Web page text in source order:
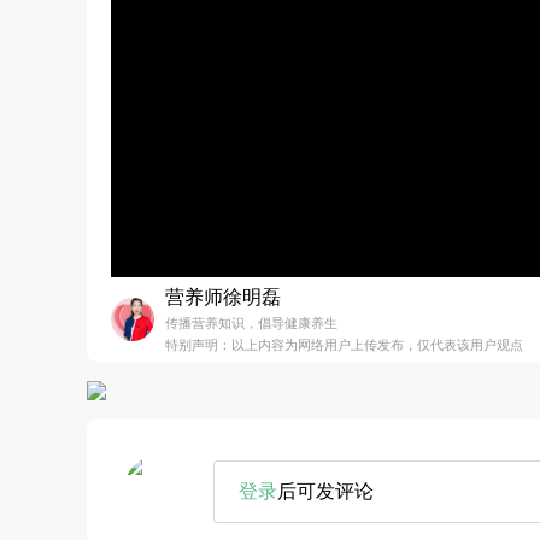
营养师徐明磊
传播营养知识，倡导健康养生
特别声明：以上内容为网络用户上传发布，仅代表该用户观点
登录后可发评论